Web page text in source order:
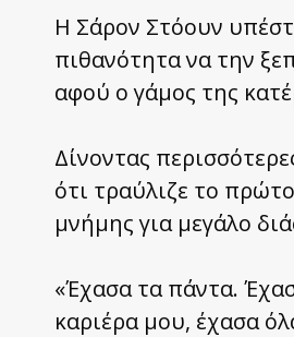
Η Σάρον Στόουν
πιθανότητα να την
αφού ο γάμος της
Δίνοντας
ότι τραύλιζε το
μνήμης για μεγάλο
«Έχασα τα πάντα.
καριέρα μου, έχασα